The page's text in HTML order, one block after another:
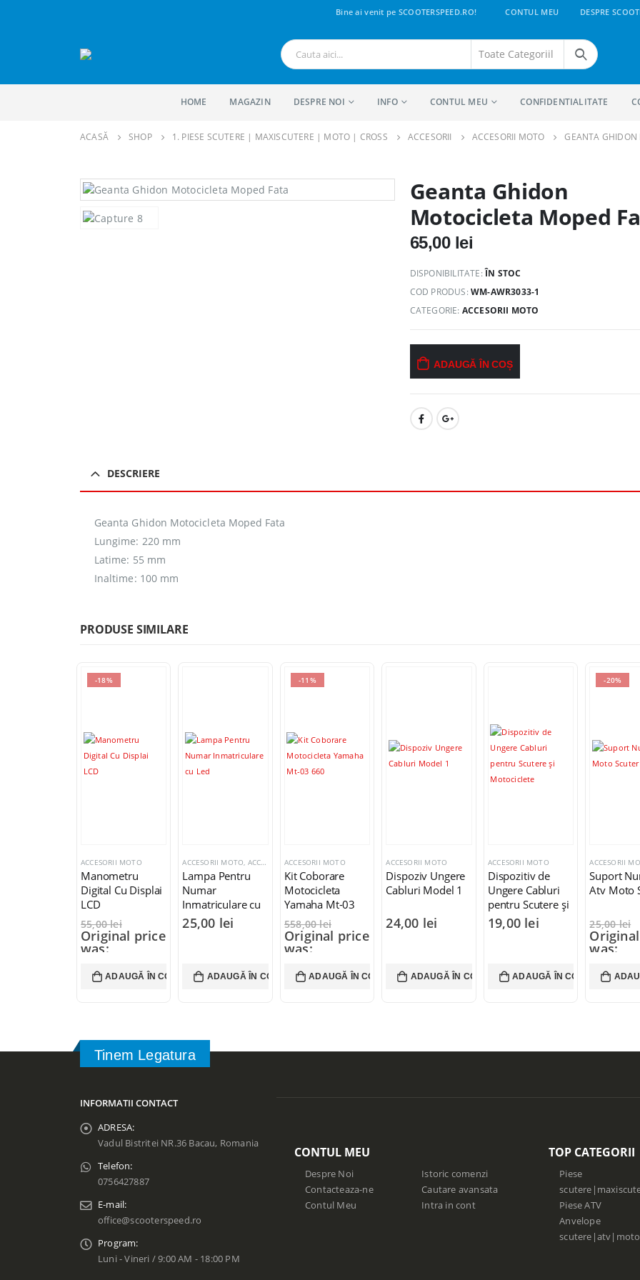
Bine ai venit pe SCOOTERSPEED.RO! CONTUL MEU DESPRE
HOME MAGAZIN DESPRE NOI INFO CONTUL MEU CONFIDENTIALITATE
ACASĂ SHOP 1. PIESE SCUTERE | MAXISCUTERE | MOTO | CROSS ACCESORII ACCESORII MOTO GEANTA GHIDON
Geanta Ghidon
Motocicleta Moped
65,00 lei
DISPONIBILITATE:ÎN STOC
COD PRODUS:WM-AWR3033-1
CATEGORIE: ACCESORII MOTO
ADAUGĂ ÎN COȘ
DESCRIERE
Geanta Ghidon Motocicleta Moped Fata
Lungime: 220 mm
Latime: 55 mm
Inaltime: 100 mm
PRODUSE SIMILARE
-18%
ACCESORII MOTO
Manometru
Digital Cu Displai
LCD
55,00lei
Original price
was:
45,00lei
Current price
ADAUGĂ ÎN COȘ
ACCESORII MOTO, ACCESORII ATV
Lampa Pentru
Numar
Inmatriculare cu
Led
25,00 lei
ADAUGĂ ÎN COȘ
-11%
ACCESORII MOTO
Kit Coborare
Motocicleta
Yamaha Mt-03
660
558,00lei
Original price
was:
495,00lei
Current price
ADAUGĂ ÎN COȘ
ACCESORII MOTO
Dispoziv Ungere
Cabluri Model 1
24,00 lei
ADAUGĂ ÎN COȘ
ACCESORII MOTO
Dispozitiv de
Ungere Cabluri
pentru Scutere și
Motociclete
19,00 lei
ADAUGĂ ÎN COȘ
-20%
ACCESORII
Suport
Atv Moto
25,00lei
was:
20,00
Current
Tinem Legatura
INFORMATII CONTACT
ADRESA:
Vadul Bistritei NR.36 Bacau, Romania
Telefon:
0756427887
E-mail:
office@scooterspeed.ro
Program:
Luni - Vineri / 9:00 AM - 18:00 PM
CONTUL MEU
Despre Noi
Contacteaza-ne
Contul Meu
Istoric comenzi
Cautare avansata
Intra in cont
TOP CATEGORII
Piese
Piese ATV
Anvelope